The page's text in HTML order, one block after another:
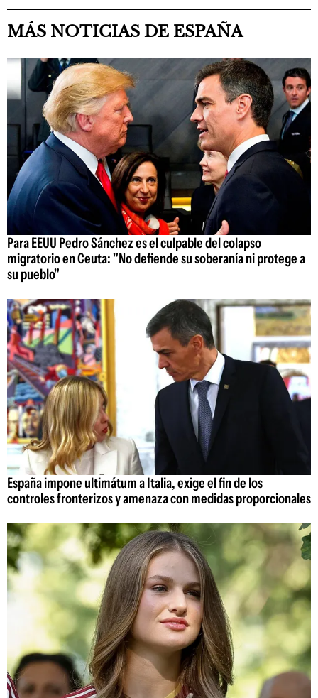
MÁS NOTICIAS DE ESPAÑA
Para EEUU Pedro Sánchez es el culpable del colapso
migratorio en Ceuta: "No defiende su soberanía ni protege a
su pueblo"
España impone ultimátum a Italia, exige el fin de los
controles fronterizos y amenaza con medidas proporcionales